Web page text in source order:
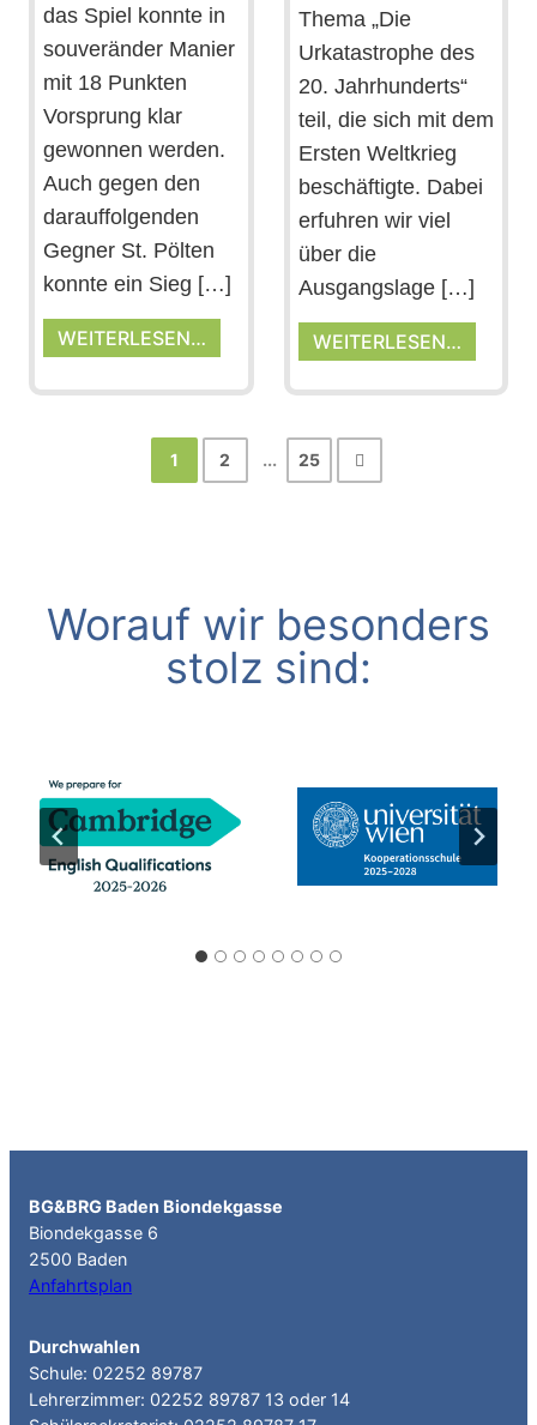
das Spiel konnte in
souveränder Manier
mit 18 Punkten
Vorsprung klar
gewonnen werden.
Auch gegen den
darauffolgenden
Gegner St. Pölten
konnte ein Sieg […]
WEITERLESEN…
Thema „Die
Urkatastrophe des
20. Jahrhunderts“
teil, die sich mit dem
Ersten Weltkrieg
beschäftigte. Dabei
erfuhren wir viel
über die
Ausgangslage […]
WEITERLESEN…
1 2 ... 25
Worauf wir besonders
stolz sind:
BG&BRG Baden Biondekgasse
Biondekgasse 6
2500 Baden
Anfahrtsplan
Durchwahlen
Schule: 02252 89787
Lehrerzimmer: 02252 89787 13 oder 14